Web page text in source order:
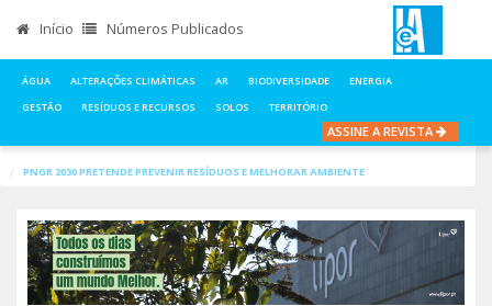
Início Números Publicados
ÁGUA ALTERAÇÕES CLIMÁTICAS AR BIODIVERSIDADE
ENERGIA
GESTÃO
RESÍDUOS E RECURSOS SOLOS TERRITÓRIO
ASSINE A REVISTA
PNGR 2030 PRETENDE PREVENIR RESÍDUOS E MELHORAR AMBIENTE